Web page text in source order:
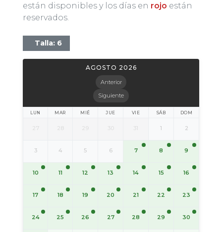
están disponibles y los días en rojo están
reservados.
Talla: 6
Anterior
AGOSTO 2026
Siguiente
LUN MAR MIÉ JUE VIE SÁB DOM
27 28 29 30 31 1 2
3 4 5 6 7 8 9
10 11 12 13 14 15 16
17 18 19 20 21 22 23
24 25 26 27 28 29 30